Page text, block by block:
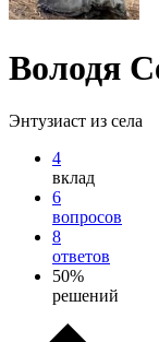
Володя
Энтузиаст из села
4
вклад
6
вопросов
8
ответов
50%
решений